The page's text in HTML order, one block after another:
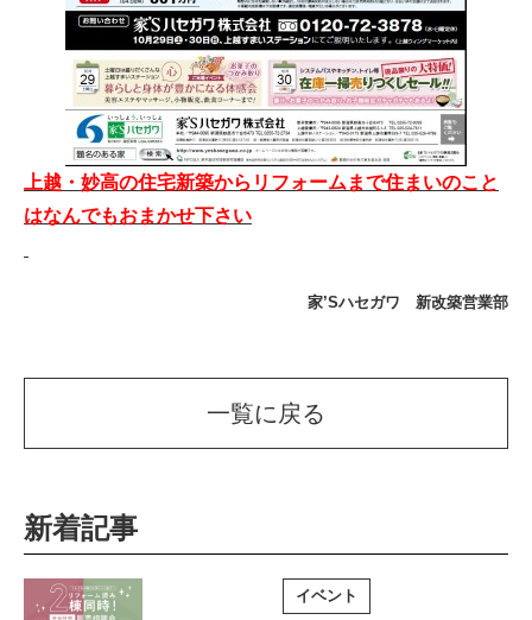
上越・妙高の住宅新築からリフォームまで住まいのこと
はなんでもおまかせ下さい
家’Sハセガワ 新改築営業部
一覧に戻る
新着記事
イベント